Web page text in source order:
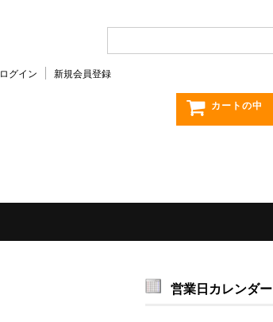
ログイン 新規会員登録
カートの中
営業日カレンダー